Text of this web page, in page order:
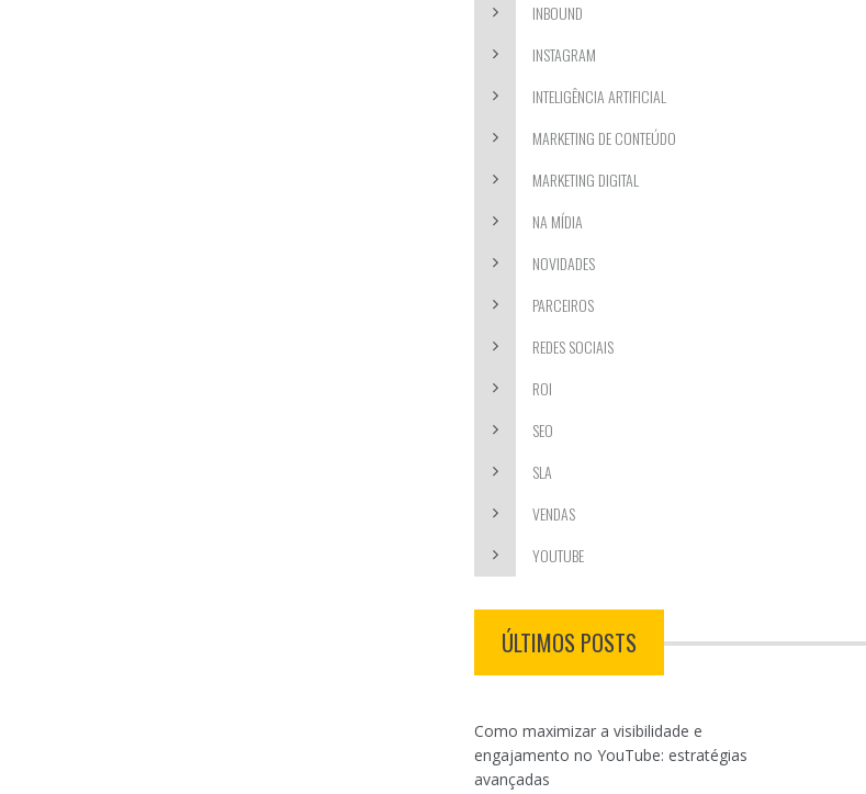
INBOUND
INSTAGRAM
INTELIGÊNCIA ARTIFICIAL
MARKETING DE CONTEÚDO
MARKETING DIGITAL
NA MÍDIA
NOVIDADES
PARCEIROS
REDES SOCIAIS
ROI
SEO
SLA
VENDAS
YOUTUBE
ÚLTIMOS POSTS
Como maximizar a visibilidade e
engajamento no YouTube: estratégias
avançadas